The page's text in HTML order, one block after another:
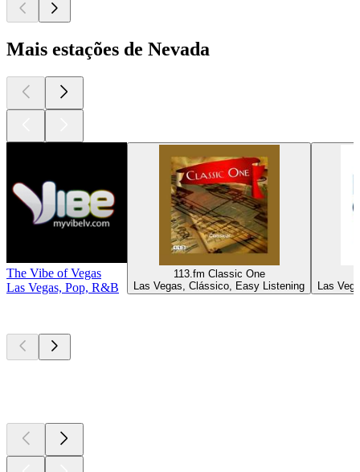
Mais estações de Nevada
The Vibe of Vegas
Las Vegas, Pop, R&B
113.fm Classic One
Las Vegas, Clássico, Easy Listening
Las